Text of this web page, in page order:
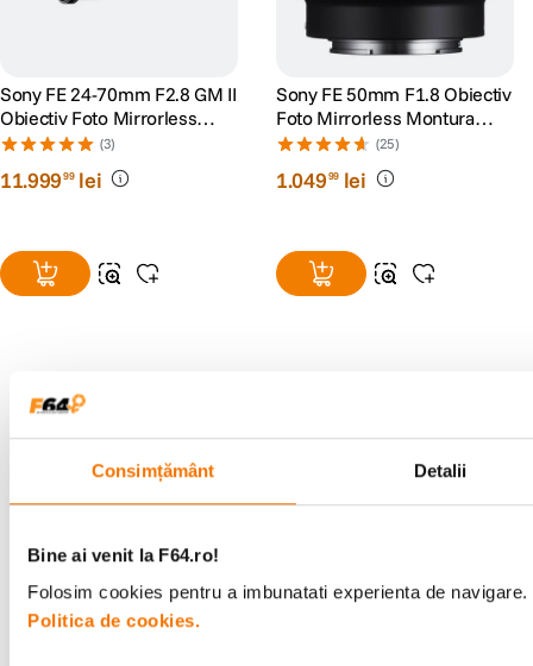
Consimțământ Detalii
Bine ai venit la F64.ro!
Folosim cookies pentru a imbunatati experienta de
Politica de cookies.
Sony FE 24-70mm F2.8 GM II
Obiectiv Foto Mirrorless
Montura Sony E
(3)
11.99999 lei
Sony FE 50mm F1.8 Obiectiv
Foto Mirrorless Montura
Sony E
(25)
1.04999 lei
ghiduri foto-video si oferte pregatite special
pentru tine.
Consultanta
specializata
Livrare gratuita